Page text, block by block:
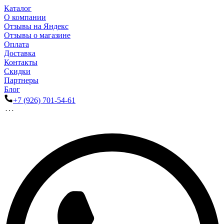
Каталог
О компании
Отзывы на Яндекс
Отзывы о магазине
Оплата
Доставка
Контакты
Скидки
Партнеры
Блог
+7 (926) 701-54-61